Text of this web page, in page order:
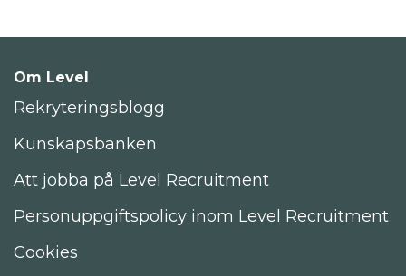
Om Level
Rekryteringsblogg
Kunskapsbanken
Att jobba på Level Recruitment
Personuppgiftspolicy inom Level Recruitment
Cookies